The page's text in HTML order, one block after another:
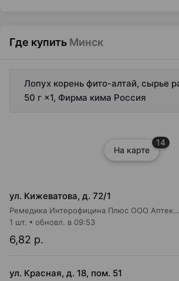
Где купить Минск
Лопух корень фито-алтай, сырье
50 г ×1, Фирма кима Россия
На карте
14
ул. Кижеватова, д. 72/1
Ремедика Интерофицина Плюс ООО Аптека №7
6,82 р.
1 шт. обновл. в 09:53
ул. Красная, д. 18, пом. 51